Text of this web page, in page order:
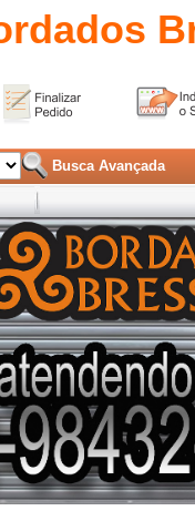
Busca Avançada